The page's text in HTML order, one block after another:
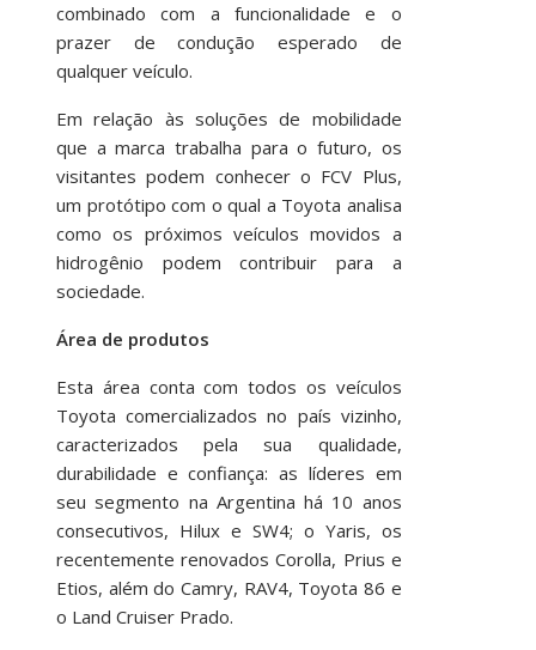
combinado com a funcionalidade e o
prazer de condução esperado de
qualquer veículo.
Em relação às soluções de mobilidade
que a marca trabalha para o futuro, os
visitantes podem conhecer o FCV Plus,
um protótipo com o qual a Toyota analisa
como os próximos veículos movidos a
hidrogênio podem contribuir para a
sociedade.
Área de produtos
Esta área conta com todos os veículos
Toyota comercializados no país vizinho,
caracterizados pela sua qualidade,
durabilidade e confiança: as líderes em
seu segmento na Argentina há 10 anos
consecutivos, Hilux e SW4; o Yaris, os
recentemente renovados Corolla, Prius e
Etios, além do Camry, RAV4, Toyota 86 e
o Land Cruiser Prado.